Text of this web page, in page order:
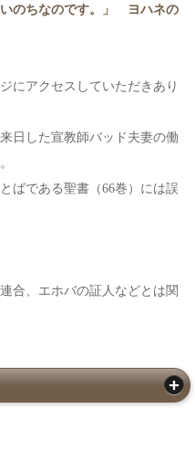
いのちなのです。」 ヨハネの
にアクセスしていただきあり
日した宣教師バッド夫妻の働
ばである聖書（66巻）には誤
合、エホバの証人などとは関